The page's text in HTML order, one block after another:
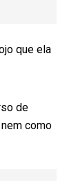
que ela
de
como